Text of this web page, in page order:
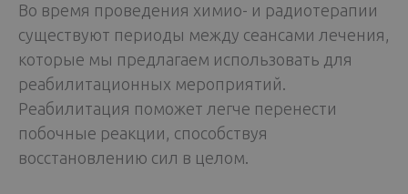
Во время проведения химио- и радиотерапии
существуют периоды между сеансами лечения,
которые мы предлагаем использовать для
реабилитационных мероприятий.
Реабилитация поможет легче перенести
побочные реакции, способствуя
восстановлению сил в целом.